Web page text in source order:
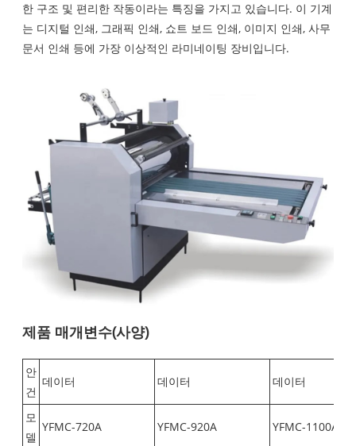
한 구조 및 편리한 작동이라는 특징을 가지고 있습니다. 이 기계
는 디지털 인쇄, 그래픽 인쇄, 쇼트 보드 인쇄, 이미지 인쇄, 사무
문서 인쇄 등에 가장 이상적인 라미네이팅 장비입니다.
제품 매개변수(사양)
안
건
데이터 데이터 데이터
모
델
YFMC-720A YFMC-920A YFMC-1100A